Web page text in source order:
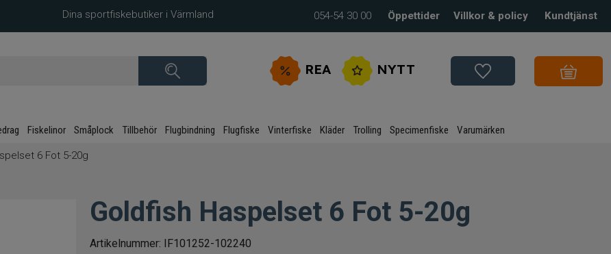
Dina sportfiskebutiker i Värmland 054-54 30 00 Öppettider Villkor & policy Kundtjänst
REA NYTT
Fiskelinor Småplock Tillbehör Flugbindning Flugfiske Vinterfiske Kläder Trolling Specimenfiske Varumärken
6 Fot 5-20g
Goldfish Haspelset 6 Fot 5-20g
Artikelnummer: IF101252-102240